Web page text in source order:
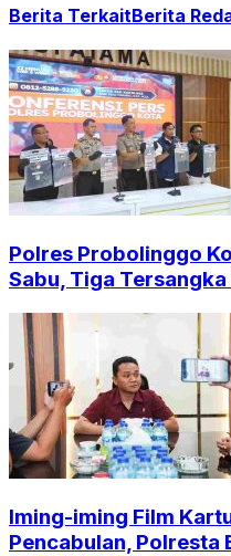
Berita TerkaitBerita
Polres Probolinggo
Sabu, Tiga
Iming-iming Film
Pencabulan, Polresta